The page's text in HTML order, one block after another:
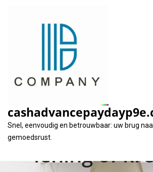
Snel, eenvoudig en betrouwbaar: uw brug
gemoedsrust.
Alles wat u
weten over
afsluiten van
lening of